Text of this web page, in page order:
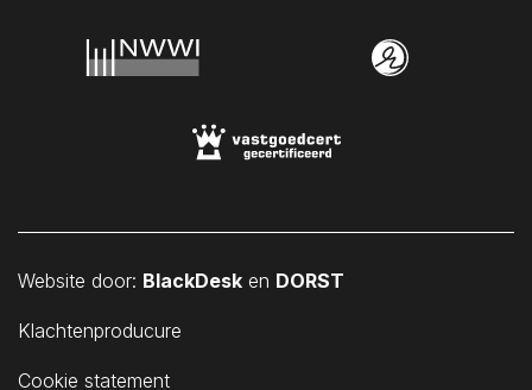
Website door: BlackDesk en DORST
Klachtenproducure
Cookie statement
Tholen
Westkapelle
Wilhelminadorp
Wissenkerke